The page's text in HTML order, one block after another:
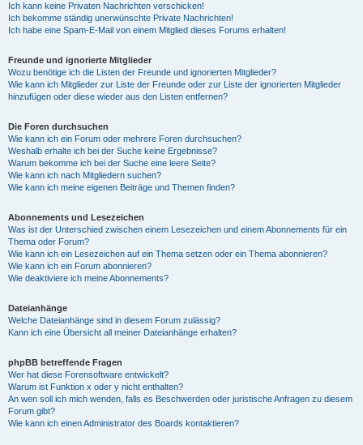
Ich kann keine Privaten Nachrichten verschicken!
Ich bekomme ständig unerwünschte Private Nachrichten!
Ich habe eine Spam-E-Mail von einem Mitglied dieses Forums erhalten!
Freunde und ignorierte Mitglieder
Wozu benötige ich die Listen der Freunde und ignorierten Mitglieder?
Wie kann ich Mitglieder zur Liste der Freunde oder zur Liste der ignorierten Mitglieder
hinzufügen oder diese wieder aus den Listen entfernen?
Die Foren durchsuchen
Wie kann ich ein Forum oder mehrere Foren durchsuchen?
Weshalb erhalte ich bei der Suche keine Ergebnisse?
Warum bekomme ich bei der Suche eine leere Seite?
Wie kann ich nach Mitgliedern suchen?
Wie kann ich meine eigenen Beiträge und Themen finden?
Abonnements und Lesezeichen
Was ist der Unterschied zwischen einem Lesezeichen und einem Abonnements für ein
Thema oder Forum?
Wie kann ich ein Lesezeichen auf ein Thema setzen oder ein Thema abonnieren?
Wie kann ich ein Forum abonnieren?
Wie deaktiviere ich meine Abonnements?
Dateianhänge
Welche Dateianhänge sind in diesem Forum zulässig?
Kann ich eine Übersicht all meiner Dateianhänge erhalten?
phpBB betreffende Fragen
Wer hat diese Forensoftware entwickelt?
Warum ist Funktion x oder y nicht enthalten?
An wen soll ich mich wenden, falls es Beschwerden oder juristische Anfragen zu diesem
Forum gibt?
Wie kann ich einen Administrator des Boards kontaktieren?